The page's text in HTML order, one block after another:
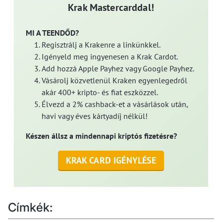
Krak Mastercarddal!
MI A TEENDŐD?
Regisztrálj a Krakenre a linkünkkel.
Igényeld meg ingyenesen a Krak Cardot.
Add hozzá Apple Payhez vagy Google Payhez.
Vásárolj közvetlenül Kraken egyenlegedről
akár 400+ kripto- és fiat eszközzel.
Élvezd a 2% cashback-et a vásárlások után,
havi vagy éves kártyadíj nélkül!
Készen állsz a mindennapi kriptós fizetésre?
KRAK CARD IGÉNYLÉSE
Címkék: